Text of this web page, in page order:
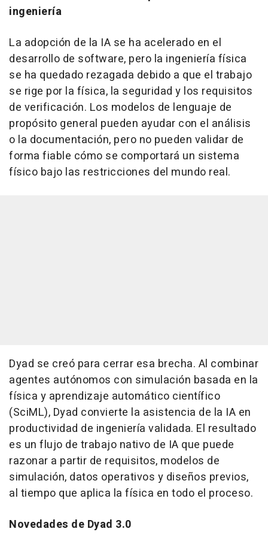
ingeniería
La adopción de la IA se ha acelerado en el
desarrollo de software, pero la ingeniería física
se ha quedado rezagada debido a que el trabajo
se rige por la física, la seguridad y los requisitos
de verificación. Los modelos de lenguaje de
propósito general pueden ayudar con el análisis
o la documentación, pero no pueden validar de
forma fiable cómo se comportará un sistema
físico bajo las restricciones del mundo real.
Dyad se creó para cerrar esa brecha. Al combinar
agentes autónomos con simulación basada en la
física y aprendizaje automático científico
(SciML), Dyad convierte la asistencia de la IA en
productividad de ingeniería validada. El resultado
es un flujo de trabajo nativo de IA que puede
razonar a partir de requisitos, modelos de
simulación, datos operativos y diseños previos,
al tiempo que aplica la física en todo el proceso.
Novedades de Dyad 3.0